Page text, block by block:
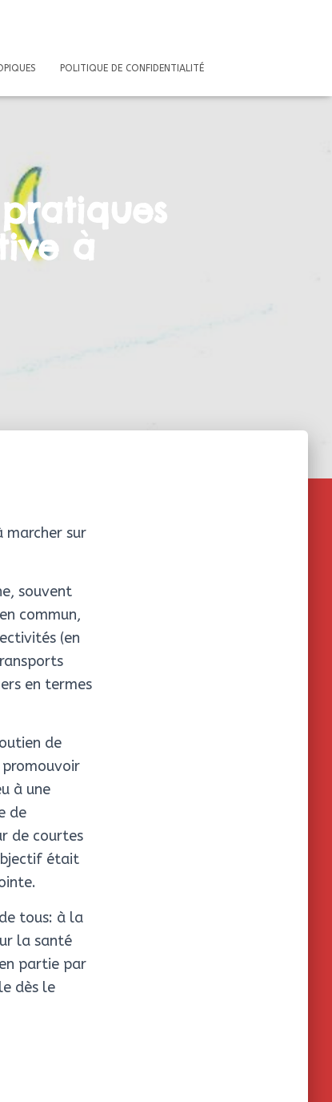
POLITIQUE DE CONFIDENTIALITÉ
à
marcher sur
souvent
commun,
(en
en termes
de
promouvoir
à une
de
de courtes
était
tous: à la
la santé
partie par
dès le